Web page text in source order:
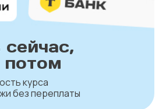
потом
курса
без переплаты